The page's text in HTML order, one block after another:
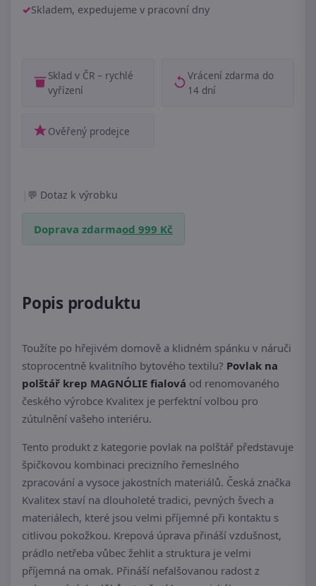
Skladem, expedujeme v pracovní dny
Sklad v ČR – rychlé
vyřízení
Vrácení zdarma do
14 dní
Ověřený prodejce
Dotaz k výrobku
Doprava zdarmaod 999 Kč
Popis produktu
Toužíte po hřejivém domově a klidném spánku v náruči
stoprocentně kvalitního bytového textilu? Povlak na
polštář krep MAGNÓLIE fialová od renomovaného
českého výrobce Kvalitex je perfektní volbou pro
zútulnění vašeho interiéru.
Tento produkt z kategorie povlak na polštář představuje
špičkovou kombinaci precizního řemeslného
zpracování a vysoce jakostních materiálů. Česká značka
Kvalitex staví na dlouholeté tradici, pevných švech a
materiálech, které jsou velmi příjemné při kontaktu s
citlivou pokožkou. Krepová úprava přináší vzdušnost,
prádlo netřeba vůbec žehlit a struktura je velmi
příjemná na omak. Přináší nefalšovanou radost z